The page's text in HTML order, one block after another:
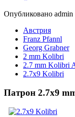
Опубликовано
Австрия
Franz Pfannl
Georg Grabner
2 mm Kolibri
2.7 mm Kolibri
2.7x9 Kolibri
Патрон 2.7x9